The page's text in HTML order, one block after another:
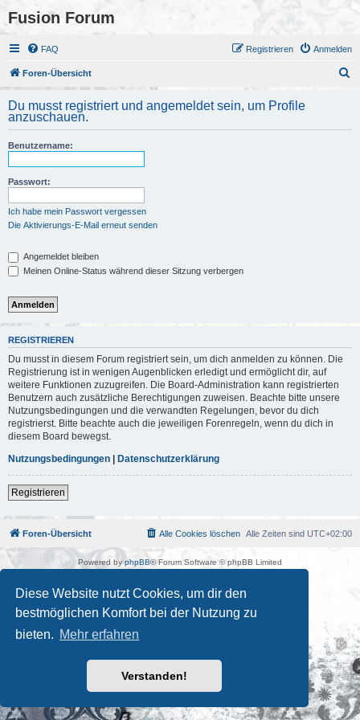
Diese Website nutzt Cookies, um dir den
bestmöglichen Komfort bei der Nutzung zu
bieten. Mehr erfahren
Verstanden!
Fusion Forum
FAQ Anmelden
Registrieren
Foren-Übersicht
h
Du musst registriert und angemeldet sein, um Profile
anzuschauen.
Benutzername:
Passwort:
Ich habe mein Passwort vergessen
Die Aktivierungs-E-Mail erneut senden
Angemeldet bleiben
Meinen Online-Status während dieser Sitzung verbergen
REGISTRIEREN
Du musst in diesem Forum registriert sein, um dich anmelden zu können. Die
Registrierung ist in wenigen Augenblicken erledigt und ermöglicht dir, auf
weitere Funktionen zuzugreifen. Die Board-Administration kann registrierten
Benutzern auch zusätzliche Berechtigungen zuweisen. Beachte bitte unsere
Nutzungsbedingungen und die verwandten Regelungen, bevor du dich
registrierst. Bitte beachte auch die jeweiligen Forenregeln, wenn du dich in
diesem Board bewegst.
Nutzungsbedingungen | Datenschutzerklärung
Registrieren
Foren-Übersicht Alle Zeiten sind UTC+02:00
Alle Cookies löschen
Powered by phpBB® Forum Software © phpBB Limited
Kulturkosmos Müritz e.V|Fusion Festival|Mastodon